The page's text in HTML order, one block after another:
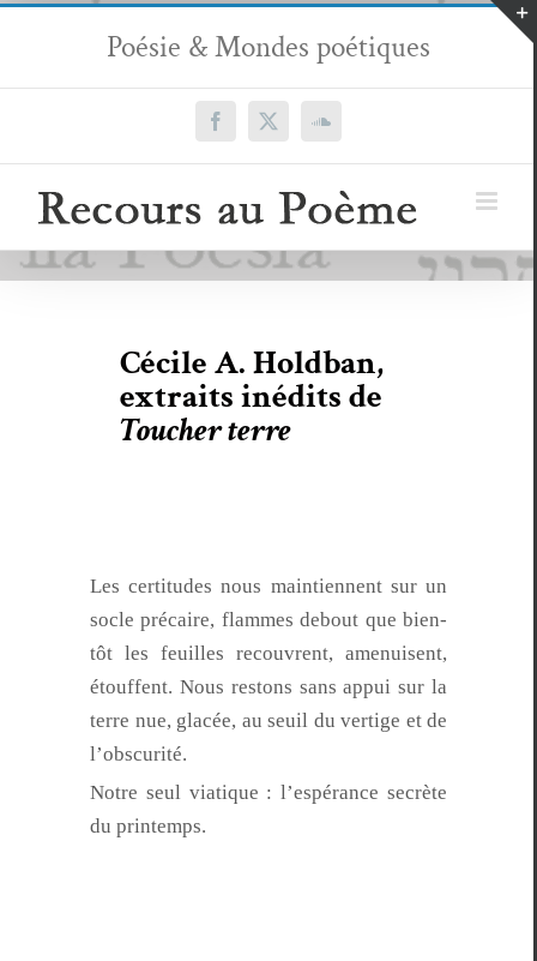
Passer
contenu
Poésie & Mondes poétiques
Facebook
X SoundCloud
Cécile A. Holdban,
extraits inédits de
Toucher terre
Les cer­ti­tudes nous main­ti­en­nent sur un
socle pré­caire, flammes debout que bien­
tôt les feuilles recou­vrent, amenuisent,
étouf­fent. Nous restons sans appui sur la
terre nue, glacée, au seuil du ver­tige et de
l’obscurité.
Notre seul via­tique : l’espérance secrète
du printemps.